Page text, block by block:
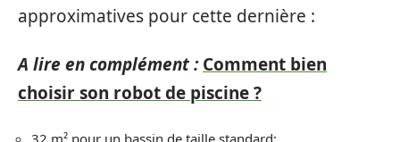
approximatives pour cette dernière :
A lire en complément : Comment bien
choisir son robot de piscine ?
32 m² pour un bassin de taille standard;